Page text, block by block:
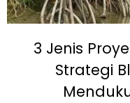
3 Jenis
Strategi